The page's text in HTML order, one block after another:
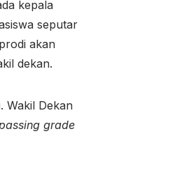
kepala
seputar
akan
dekan.
Wakil Dekan
grade